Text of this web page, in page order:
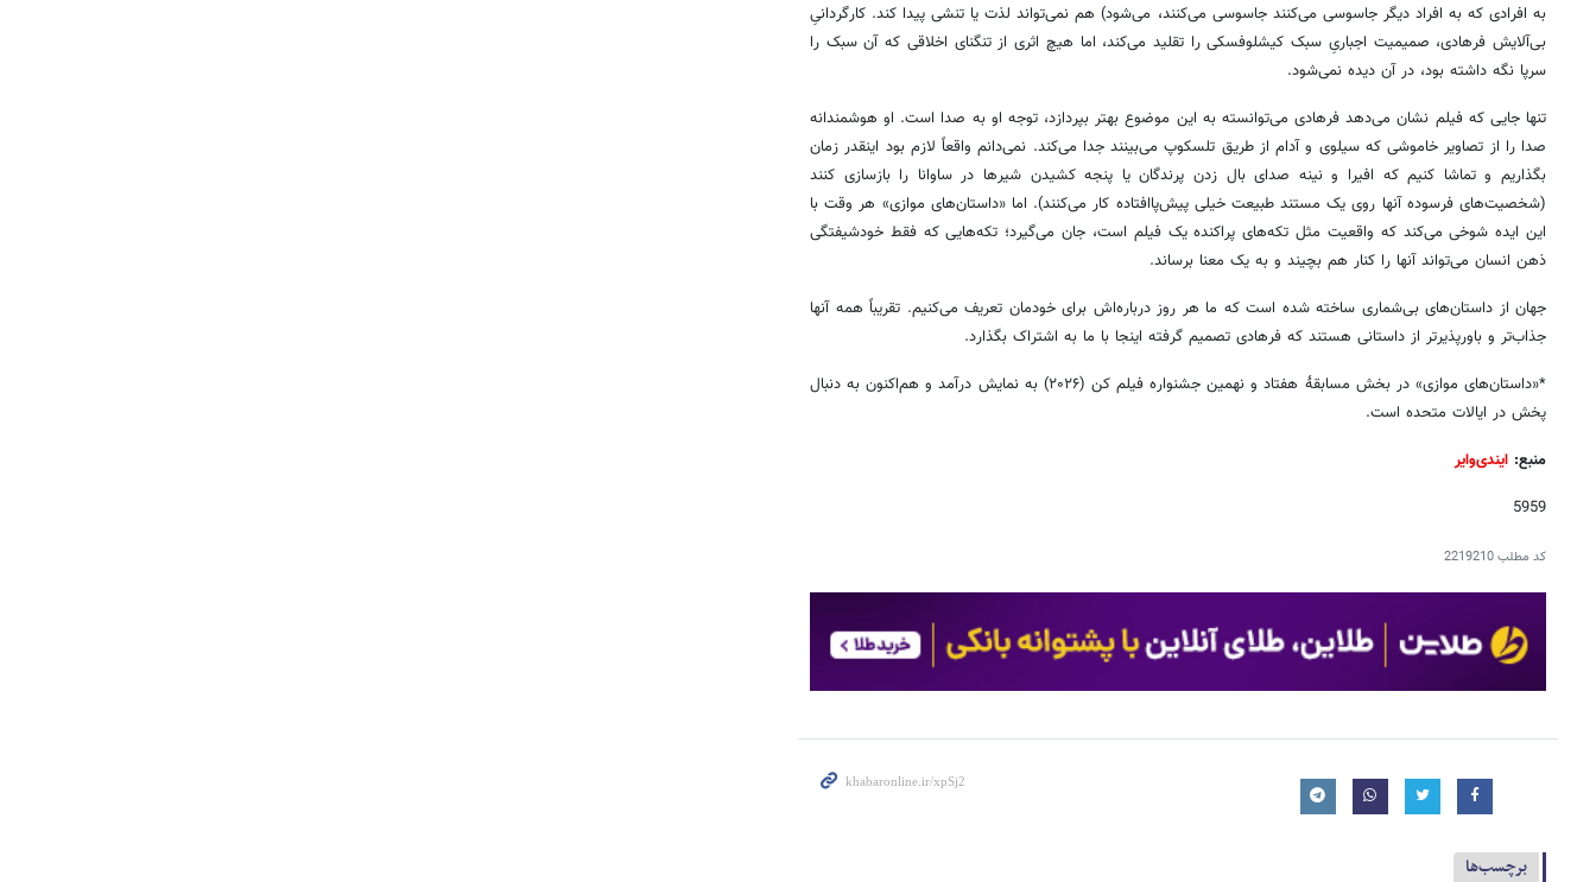
به افرادی که به افراد دیگر جاسوسی می‌کنند جاسوسی می‌کنند، می‌شود) هم نمی‌تواند لذت یا تنشی پیدا کند. کارگردانیِ
بی‌آلایش فرهادی، صمیمیت اجباریِ سبک کیشلوفسکی را تقلید می‌کند، اما هیچ اثری از تنگنای اخلاقی که آن سبک را
سرپا نگه داشته بود، در آن دیده نمی‌شود.
تنها جایی که فیلم نشان می‌دهد فرهادی می‌توانسته به این موضوع بهتر بپردازد، توجه او به صدا است. او هوشمندانه
صدا را از تصاویر خاموشی که سیلوی و آدام از طریق تلسکوپ می‌بینند جدا می‌کند. نمی‌دانم واقعاً لازم بود اینقدر زمان
بگذاریم و تماشا کنیم که افیرا و نینه صدای بال زدن پرندگان یا پنجه کشیدن شیرها در ساوانا را بازسازی کنند
(شخصیت‌های فرسوده آنها روی یک مستند طبیعت خیلی پیش‌پاافتاده کار می‌کنند). اما «داستان‌های موازی» هر وقت با
این ایده شوخی می‌کند که واقعیت مثل تکه‌های پراکنده یک فیلم است، جان می‌گیرد؛ تکه‌هایی که فقط خودشیفتگی
ذهن انسان می‌تواند آنها را کنار هم بچیند و به یک معنا برساند.
جهان از داستان‌های بی‌شماری ساخته شده است که ما هر روز درباره‌اش برای خودمان تعریف می‌کنیم. تقریباً همه آنها
جذاب‌تر و باورپذیرتر از داستانی هستند که فرهادی تصمیم گرفته اینجا با ما به اشتراک بگذارد.
*«داستان‌های موازی» در بخش مسابقهٔ هفتاد و نهمین جشنواره فیلم کن (۲۰۲۶) به نمایش درآمد و هم‌اکنون به دنبال
پخش در ایالات متحده است.
منبع: ایندی‌وایر
5959
کد مطلب2219210
برچسب‌ها